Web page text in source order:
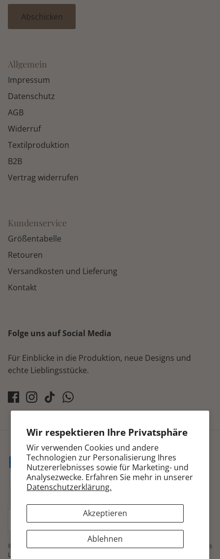
Wir respektieren Ihre Privatsphäre
Wir verwenden Cookies und andere
Technologien zur Personalisierung Ihres
Nutzererlebnisses sowie für Marketing- und
Analysezwecke. Erfahren Sie mehr in unserer
Datenschutzerklärung.
Akzeptieren
Ablehnen
Abschicken
Allgemein
Impressum
Datenschutz
AGB
Widerruf
Textilproduktion
B2B
Vertrag widerrufen
Kundenservice
Größentabelle
Retouren
Versandkosten und Lieferung
Kontakt
Folge uns auf Social Media
Für Einblicke in die Produktion, neue Designs und
echte Lieblingsstücke.
Deutschland (EUR €)
© 2026Lapeya by Ramona Lippert.mit ❤️ verpackt und verschickt aus
Lichtenfels